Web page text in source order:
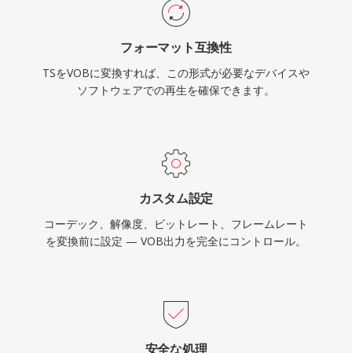
レートでサポートしています。映像、マルチトラ
ックオーディオ、字幕、ナビゲーションを単一の
プログラムストリームに統合することで、VOB
はコンシューマー向け映画配信の完全なソリュー
ションとなりました。ストリーミングや新しいデ
ンテンツの膨大なライブラリへのアクセスに引き
フォーマット互換性
TSをVOBに変換すれば、この形式が必要なデバイスや
ソフトウェアでの再生を確保できます。
カスタム設定
コーデック、解像度、ビットレート、フレームレート
を変換前に設定 — VOB出力を完全にコントロール。
安全な処理